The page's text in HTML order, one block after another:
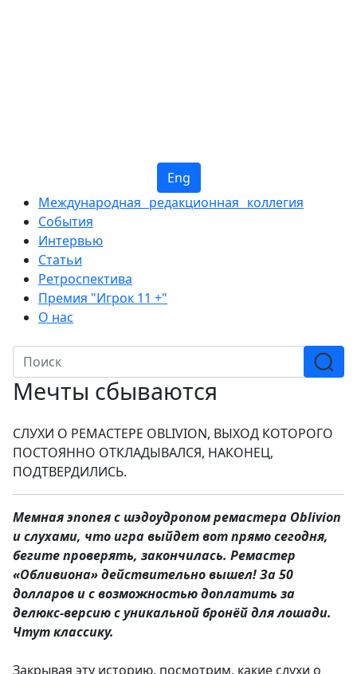
Eng
Международная редакционная коллегия
События
Интервью
Статьи
Ретроспектива
Премия "Игрок 11 +"
О нас
Мечты сбываются
СЛУХИ О РЕМАСТЕРЕ OBLIVION, ВЫХОД КОТОРОГО
ПОСТОЯННО ОТКЛАДЫВАЛСЯ, НАКОНЕЦ,
ПОДТВЕРДИЛИСЬ.
Мемная эпопея с шэдоудропом ремастера Oblivion
и слухами, что игра выйдет вот прямо сегодня,
бегите проверять, закончилась. Ремастер
«Обливиона» действительно вышел! За 50
долларов и с возможностью доплатить за
делюкс-версию с уникальной бронёй для лошади.
Чтут классику.
Закрывая эту историю, посмотрим, какие слухи о